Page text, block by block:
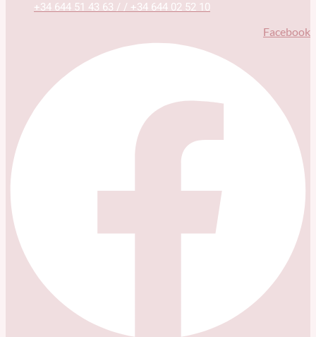
+34 644 51 43 63 / / +34 644 02 52 10
Facebook